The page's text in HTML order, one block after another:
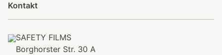
Kontakt
SAFETY FILMS
Borghorster Str. 30 A